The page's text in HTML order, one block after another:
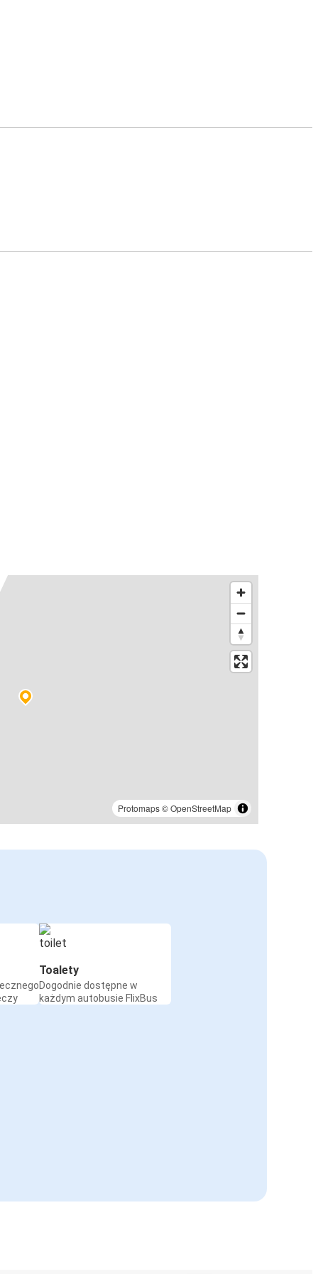
Protomaps©OpenStreetMap
Toalety
Dogodnie dostępne w
każdym autobusie FlixBus